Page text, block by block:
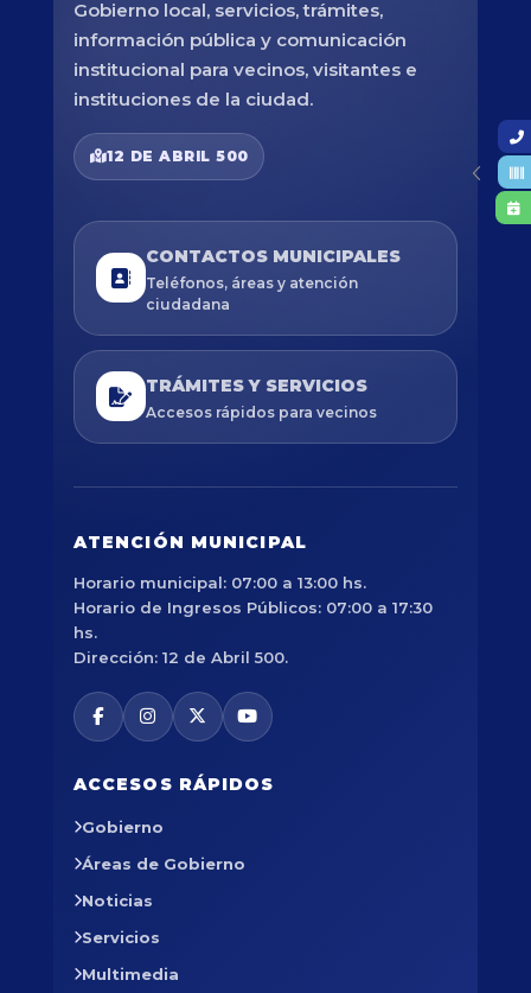
Gobierno local, servicios, trámites,
información pública y comunicación
institucional para vecinos, visitantes e
instituciones de la ciudad.
12 DE ABRIL 500
CONTACTOS MUNICIPALES
Teléfonos, áreas y atención
ciudadana
TRÁMITES Y SERVICIOS
Accesos rápidos para vecinos
ATENCIÓN MUNICIPAL
Horario municipal: 07:00 a 13:00 hs.
Horario de Ingresos Públicos: 07:00 a 17:30
hs.
Dirección: 12 de Abril 500.
ACCESOS RÁPIDOS
Gobierno
Áreas de Gobierno
Noticias
Servicios
Multimedia